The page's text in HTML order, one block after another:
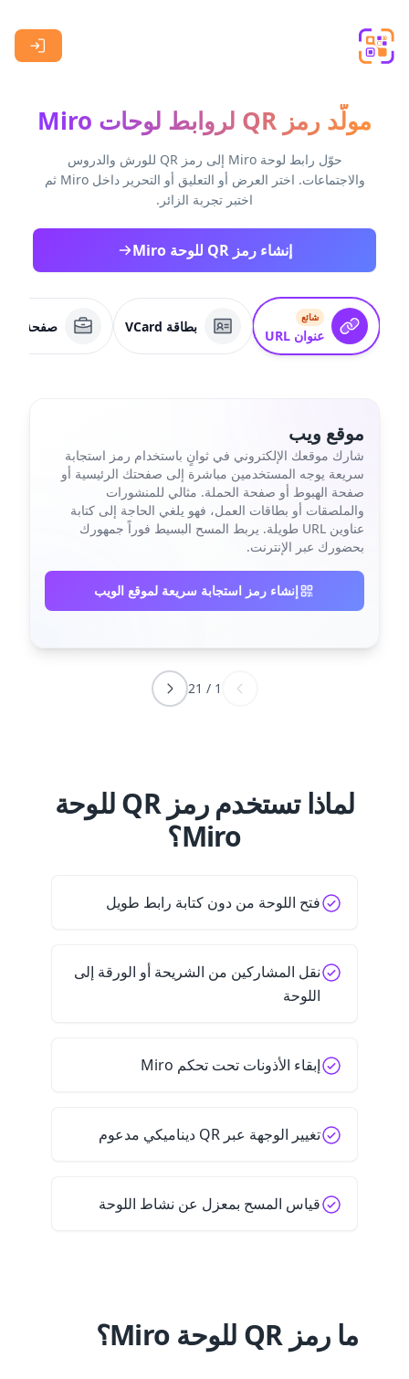
مولّد رمز QR لروابط لوحات Miro
حوّل رابط لوحة Miro إلى رمز QR للورش والدروس
والاجتماعات. اختر العرض أو التعليق أو التحرير داخل Miro ثم
اختبر تجربة الزائر.
إنشاء رمز QR للوحة Miro
شائع
عنوان URL
بطاقة VCard صفحة
موقع ويب
شارك موقعك الإلكتروني في ثوانٍ باستخدام رمز استجابة
سريعة يوجه المستخدمين مباشرة إلى صفحتك الرئيسية أو
صفحة الهبوط أو صفحة الحملة. مثالي للمنشورات
والملصقات أو بطاقات العمل، فهو يلغي الحاجة إلى كتابة
عناوين URL طويلة. يربط المسح البسيط فوراً جمهورك
بحضورك عبر الإنترنت.
إنشاء رمز استجابة سريعة لموقع الويب
1
/
21
لماذا تستخدم رمز QR للوحة
Miro؟
فتح اللوحة من دون كتابة رابط طويل
نقل المشاركين من الشريحة أو الورقة إلى
اللوحة
إبقاء الأذونات تحت تحكم Miro
تغيير الوجهة عبر QR ديناميكي مدعوم
قياس المسح بمعزل عن نشاط اللوحة
ما رمز QR للوحة Miro؟